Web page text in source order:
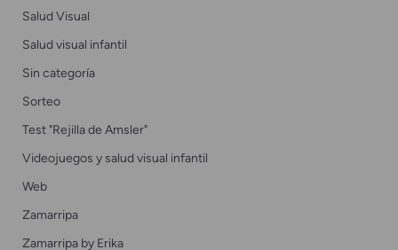
Salud Visual
Salud visual infantil
Sin categoría
Sorteo
Test "Rejilla de Amsler"
Videojuegos y salud visual infantil
Web
Zamarripa
Zamarripa by Erika